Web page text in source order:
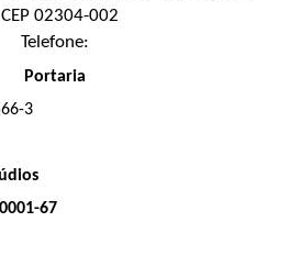
02304-002
Telefone:
Portaria
3
67